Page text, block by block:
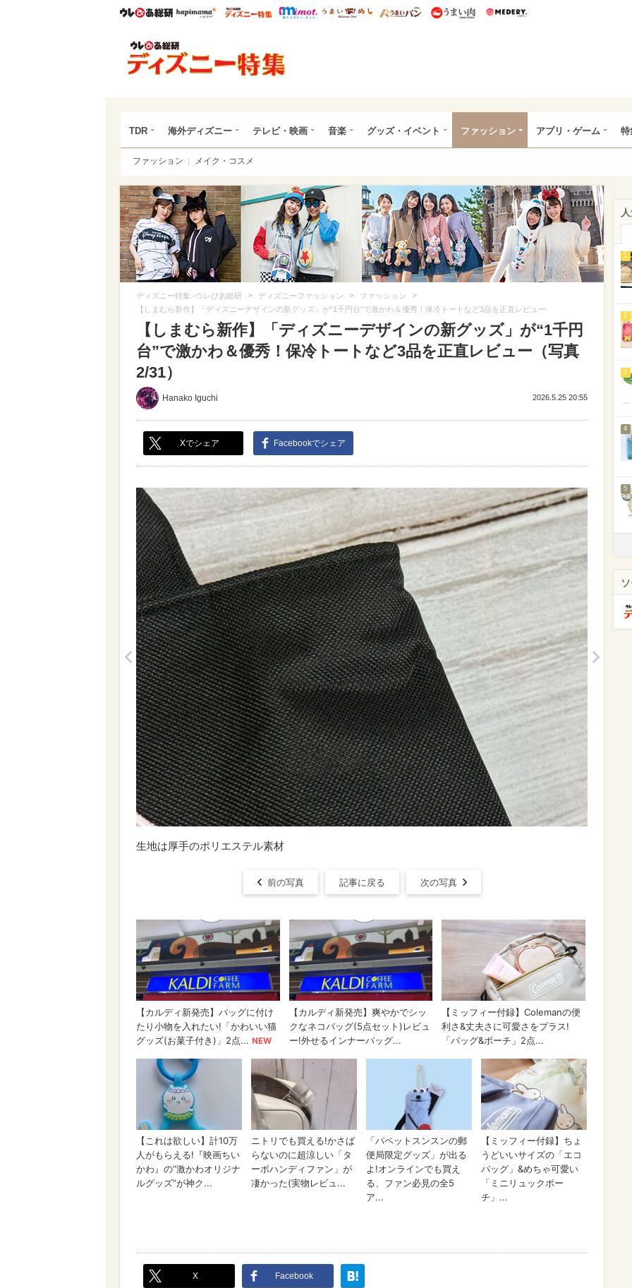
ウレぴあ総研ハピママ* ウレぴあ総研 ディズニー特集
mimot. うまいめし うまいパン うまい肉
TDR 海外ディズニー テレビ・映画 音楽 グッズ・イベント ファッション アプリ・ゲーム 特
ファッション メイク・コスメ
ディズニー特集 -ウレぴあ総研 > ディズニーファッション > ファッション >
【しまむら新作】「ディズニーデザインの新グッズ」が“1千円台”で激かわ＆優秀！保冷トートなど3品を正直レビュー
【しまむら新作】「ディズニーデザインの新グッズ」が“1千円
台”で激かわ＆優秀！保冷トートなど3品を正直レビュー（写真
2/31）
Hanako Iguchi 2026.5.25 20:55
Xでシェア Facebookでシェア
生地は厚手のポリエステル素材
前の写真 記事に戻る 次の写真
X Facebook
1
2
3
4
5